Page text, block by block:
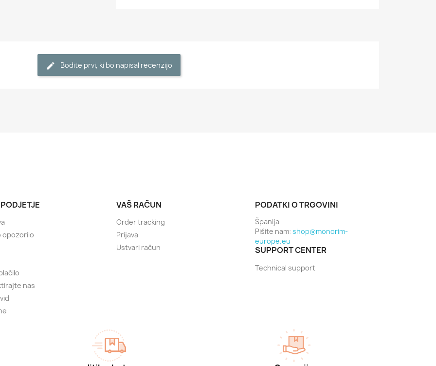
Bodite prvi, ki bo napisal recenzijo
opozorilo
nas
VAŠ RAČUN
Order tracking
Prijava
Ustvari račun
PODATKI O TRGOVINI
Španija
Pišite nam: shop@monorim-
europe.eu
SUPPORT CENTER
Technical support